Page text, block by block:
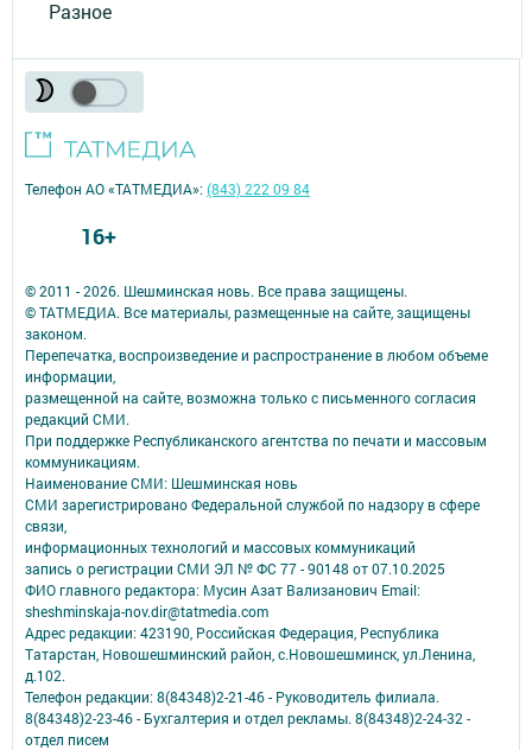
Разное
© 2011 - 2026. Шешминская новь. Все права защищены.
© ТАТМЕДИА. Все материалы, размещенные на сайте, защищены
законом.
Перепечатка, воспроизведение и распространение в любом объеме
информации,
размещенной на сайте, возможна только с письменного согласия
редакций СМИ.
При поддержке Республиканского агентства по печати и массовым
коммуникациям.
Наименование СМИ: Шешминская новь
СМИ зарегистрировано Федеральной службой по надзору в сфере
связи,
информационных технологий и массовых коммуникаций
запись о регистрации СМИ ЭЛ № ФС 77 - 90148 от 07.10.2025
ФИО главного редактора: Мусин Азат Вализанович Email:
sheshminskaja-nov.dir@tatmedia.com
Адрес редакции: 423190, Российская Федерация, Республика
Татарстан, Новошешминский район, с.Новошешминск, ул.Ленина,
д.102.
Телефон редакции: 8(84348)2-21-46 - Руководитель филиала.
8(84348)2-23-46 - Бухгалтерия и отдел рекламы. 8(84348)2-24-32 -
отдел писем
Телефон АО «ТАТМЕДИА»:(843) 222 09 84
16+